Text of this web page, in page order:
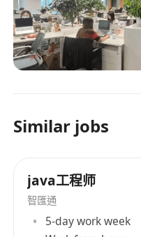
Similar jobs
java工程师
智匯通
5-day work week